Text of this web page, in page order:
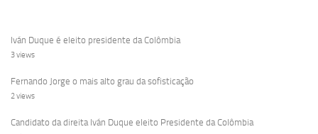
Iván Duque é eleito presidente da Colômbia
3 views
Fernando Jorge o mais alto grau da sofisticação
2 views
Candidato da direita Iván Duque eleito Presidente da Colômbia